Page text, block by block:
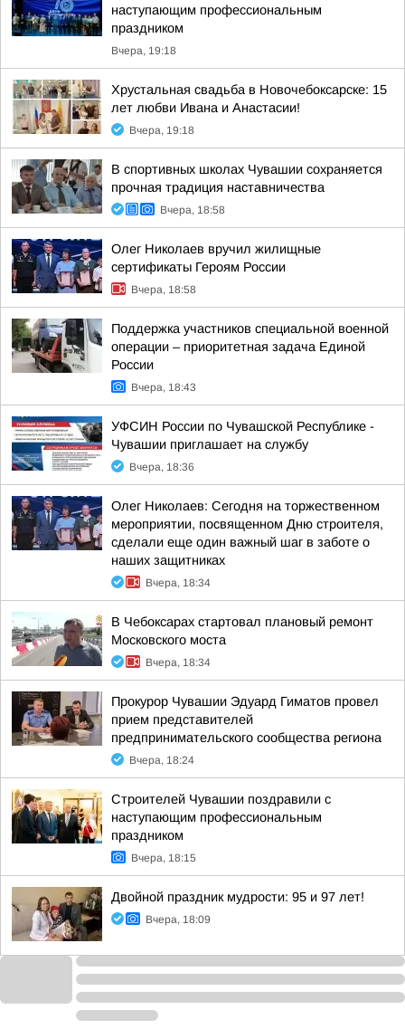
наступающим профессиональным
праздником
Вчера, 19:18
Хрустальная свадьба в Новочебоксарске: 15
лет любви Ивана и Анастасии!
Вчера, 19:18
В спортивных школах Чувашии сохраняется
прочная традиция наставничества
Вчера, 18:58
Олег Николаев вручил жилищные
сертификаты Героям России
Вчера, 18:58
Поддержка участников специальной военной
операции – приоритетная задача Единой
России
Вчера, 18:43
УФСИН России по Чувашской Республике -
Чувашии приглашает на службу
Вчера, 18:36
Олег Николаев: Сегодня на торжественном
мероприятии, посвященном Дню строителя,
сделали еще один важный шаг в заботе о
наших защитниках
Вчера, 18:34
В Чебоксарах стартовал плановый ремонт
Московского моста
Вчера, 18:34
Прокурор Чувашии Эдуард Гиматов провел
прием представителей
предпринимательского сообщества региона
Вчера, 18:24
Строителей Чувашии поздравили с
наступающим профессиональным
праздником
Вчера, 18:15
Двойной праздник мудрости: 95 и 97 лет!
Вчера, 18:09